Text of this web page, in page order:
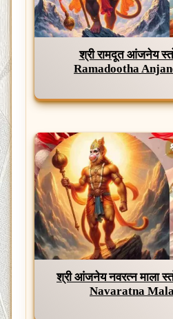
श्री रामदूत आंजनेय
Ramadootha
श्री आंजनेय नवरत्न माला
Navaratna